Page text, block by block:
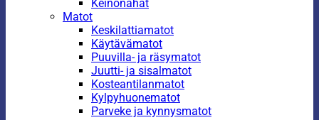
Keinonahat
Matot
Keskilattiamatot
Käytävämatot
Puuvilla- ja räsymatot
Juutti- ja sisalmatot
Kosteantilanmatot
Kylpyhuonematot
Parveke ja kynnysmatot